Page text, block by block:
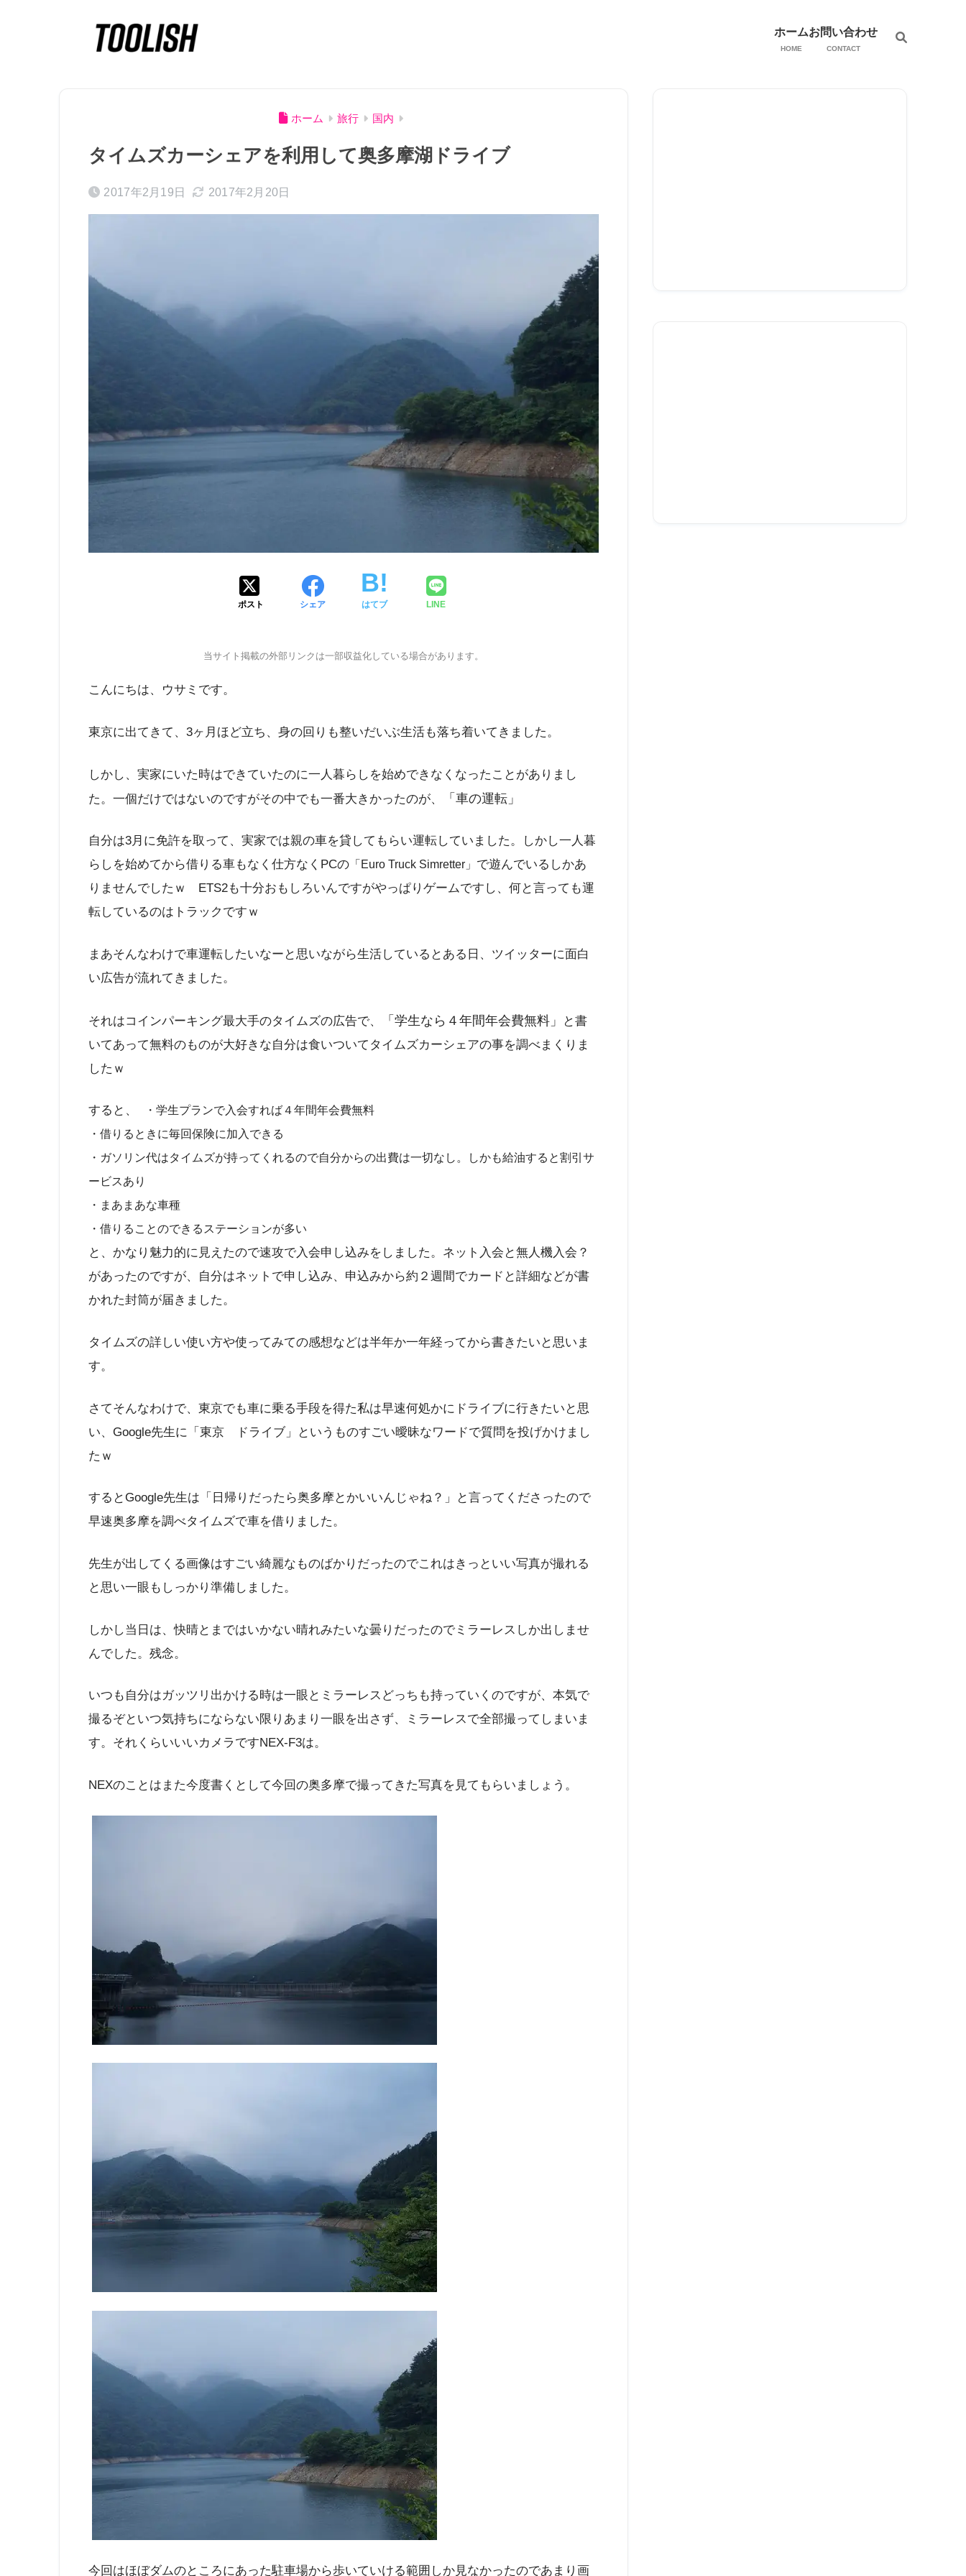
ホーム
HOME
お問い合わせ
CONTACT
ホーム 旅行 国内
タイムズカーシェアを利用して奥多摩湖ドライブ
2017年2月19日 2017年2月20日
ポスト シェア はてブ LINE
当サイト掲載の外部リンクは一部収益化している場合があります。
こんにちは、ウサミです。
東京に出てきて、3ヶ月ほど立ち、身の回りも整いだいぶ生活も落ち着いてきました。
しかし、実家にいた時はできていたのに一人暮らしを始めできなくなったことがありまし
た。一個だけではないのですがその中でも一番大きかったのが、
「車の運転」
自分は3月に免許を取って、実家では親の車を貸してもらい運転していました。しかし一人暮
らしを始めてから借りる車もなく仕方なくPCの 「Euro Truck Simretter」 で遊んでいるしかあ
りませんでしたｗ ETS2も十分おもしろいんですがやっぱりゲームですし、何と言っても運
転しているのはトラックですｗ
まあそんなわけで車運転したいなーと思いながら生活しているとある日、ツイッターに面白
い広告が流れてきました。
それはコインパーキング最大手のタイムズの広告で、 「学生なら４年間年会費無料」
と書
いてあって無料のものが大好きな自分は食いついてタイムズカーシェアの事を調べまくりま
したｗ
すると、
・学生プランで入会すれば４年間年会費無料
・借りるときに毎回保険に加入できる
・ガソリン代はタイムズが持ってくれるので自分からの出費は一切なし。しかも給油すると割引サ
ービスあり
・まあまあな車種
・借りることのできるステーションが多い
と、かなり魅力的に見えたので速攻で入会申し込みをしました。ネット入会と無人機入会？
があったのですが、自分はネットで申し込み、申込みから約２週間でカードと詳細などが書
かれた封筒が届きました。
タイムズの詳しい使い方や使ってみての感想などは半年か一年経ってから書きたいと思いま
す。
さてそんなわけで、東京でも車に乗る手段を得た私は早速何処かにドライブに行きたいと思
い、Google先生に「東京 ドライブ」というものすごい曖昧なワードで質問を投げかけまし
たｗ
するとGoogle先生は「日帰りだったら奥多摩とかいいんじゃね？」と言ってくださったので
早速奥多摩を調べタイムズで車を借りました。
先生が出してくる画像はすごい綺麗なものばかりだったのでこれはきっといい写真が撮れる
と思い一眼もしっかり準備しました。
しかし当日は、快晴とまではいかない晴れみたいな曇りだったのでミラーレスしか出しませ
んでした。残念。
いつも自分はガッツリ出かける時は一眼とミラーレスどっちも持っていくのですが、本気で
撮るぞといつ気持ちにならない限りあまり一眼を出さず、ミラーレスで全部撮ってしまいま
す。それくらいいいカメラですNEX-F3は。
NEXのことはまた今度書くとして今回の奥多摩で撮ってきた写真を見てもらいましょう。
今回はほぼダムのところにあった駐車場から歩いていける範囲しか見なかったのであまり画